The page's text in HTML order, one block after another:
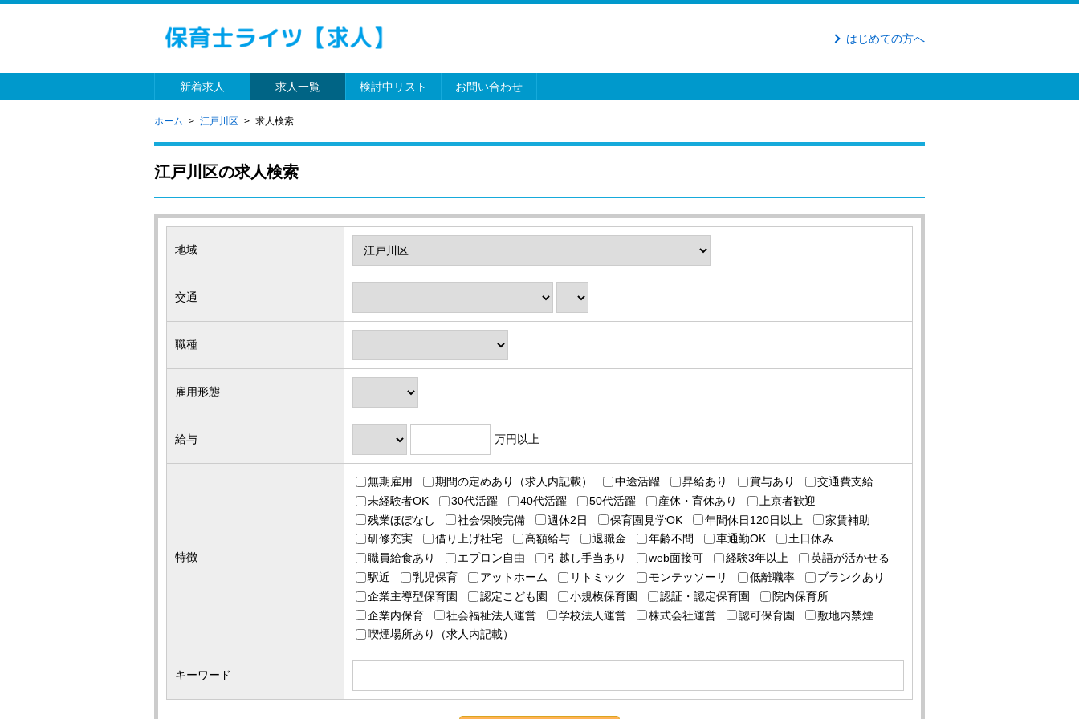
はじめての方へ
新着求人 求人一覧 検討中リスト お問い合わせ
ホーム 江戸川区 求人検索
江戸川区の求人検索
地域
交通
職種
雇用形態
給与 万円 以上
特徴
無期雇用 期間の定めあり（求人内記載） 中途活躍 昇給あり 賞与あり
交通費支給
未経験者OK
30代活躍 40代活躍 50代活躍 産休・育休あり
上京者歓迎
残業ほぼなし
社会保険完備 週休2日 保育園見学OK 年間休日120日以上
家賃補助
研修充実
借り上げ社宅 高額給与 退職金 年齢不問 車通勤OK
土日休み
職員給食あり
エプロン自由 引越し手当あり web面接可 経験3年以上
英語が活かせる
駅近
乳児保育 アットホーム リトミック モンテッソーリ 低離職率
ブランクあり
企業主導型保育園
認定こども園 小規模保育園 認証・認定保育園
院内保育所
企業内保育
社会福祉法人運営 学校法人運営 株式会社運営 認可保育園
敷地内禁煙
喫煙場所あり（求人内記載）
キーワード